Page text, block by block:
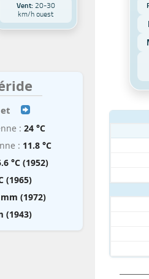
Vent:20-30
km/h ouest
: 24 °C
: 11.8 °C
°C (1952)
(1965)
(1972)
(1943)